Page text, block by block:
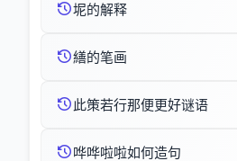
坭的解释
繕的笔画
此策若行那便更好谜语
哗哗啦啦如何造句